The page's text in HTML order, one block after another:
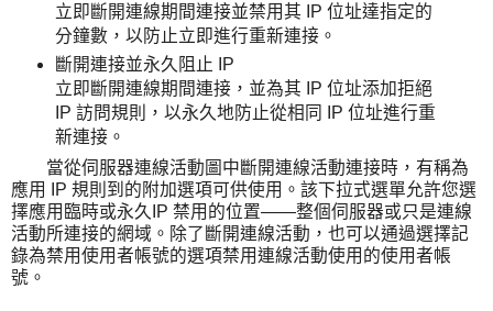
立即斷開連線期間連接並禁用其 IP 位址達指定的
分鐘數，以防止立即進行重新連接。
斷開連接並永久阻止 IP
立即斷開連線期間連接，並為其 IP 位址添加拒絕
IP 訪問規則，以永久地防止從相同 IP 位址進行重
新連接。
當從伺服器連線活動圖中斷開連線活動連接時，有稱為
應用 IP 規則到的附加選項可供使用。該下拉式選單允許您選
擇應用臨時或永久IP 禁用的位置——整個伺服器或只是連線
活動所連接的網域。除了斷開連線活動，也可以通過選擇記
錄為禁用使用者帳號的選項禁用連線活動使用的使用者帳
號。